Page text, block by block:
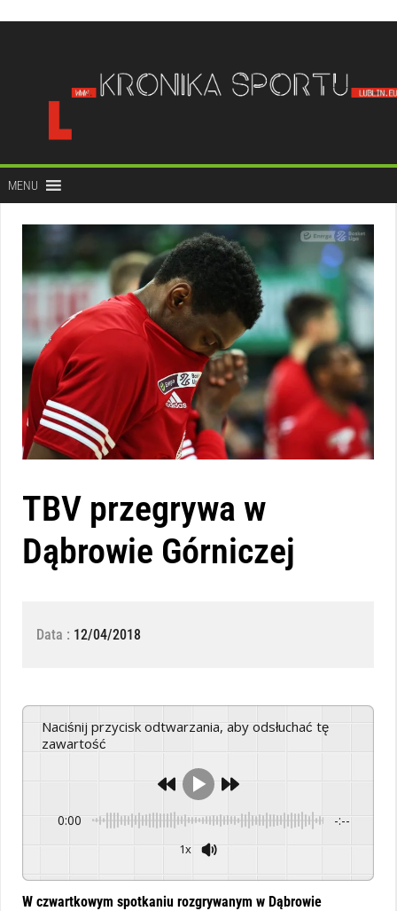
treści
MENU
TBV przegrywa w
Dąbrowie Górniczej
Data : 12/04/2018
Naciśnij przycisk odtwarzania, aby odsłuchać tę
zawartość
0:00 -:--
1x
W czwartkowym spotkaniu rozgrywanym w Dąbrowie